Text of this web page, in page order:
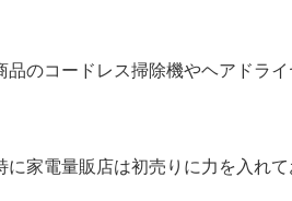
のコードレス掃除機やヘアドラ
家電量販店は初売りに力を入れ